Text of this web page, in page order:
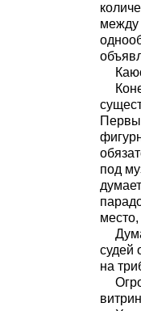
между
под
судей
на